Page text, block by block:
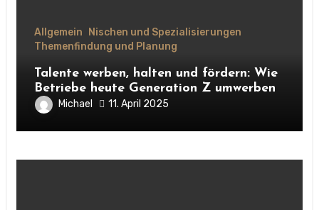
Allgemein
Nischen und Spezialisierungen
Themenfindung und Planung
Talente werben, halten und fördern: Wie
Betriebe heute Generation Z umwerben
Michael 11. April 2025